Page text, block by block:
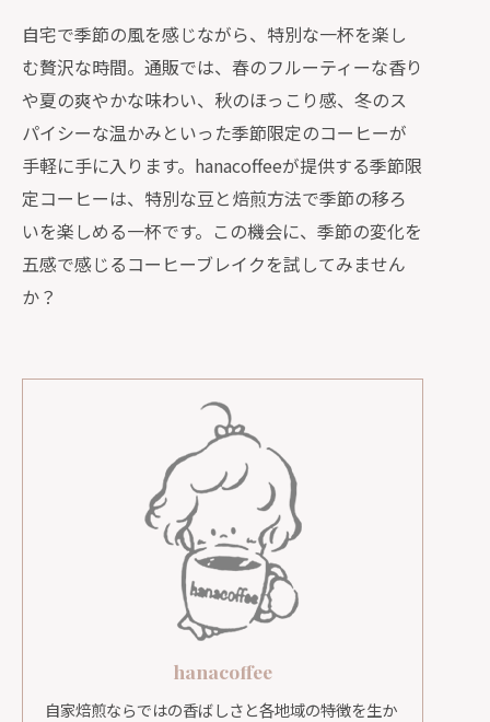
自宅で季節の風を感じながら、特別な一杯を楽し
む贅沢な時間。通販では、春のフルーティーな香り
や夏の爽やかな味わい、秋のほっこり感、冬のス
パイシーな温かみといった季節限定のコーヒーが
手軽に手に入ります。hanacoffeeが提供する季節限
定コーヒーは、特別な豆と焙煎方法で季節の移ろ
いを楽しめる一杯です。この機会に、季節の変化を
五感で感じるコーヒーブレイクを試してみません
か？
hanacoffee
自家焙煎ならではの香ばしさと各地域の特徴を生か